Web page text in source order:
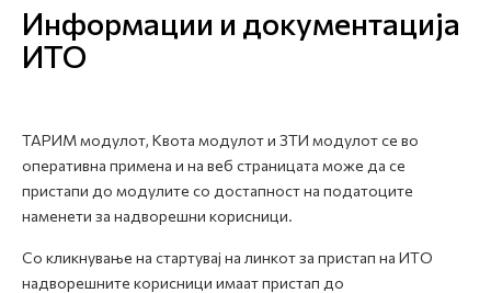
Open
Физички лица
Контакт
Информации и документација
ИТО
ТАРИМ модулот, Квота модулот и ЗТИ модулот се во
оперативна примена и на веб страницата може да се
пристапи до модулите со достапност на податоците
наменети за надворешни корисници.
Со кликнување на стартувај на линкот за пристап на ИТО
надворешните корисници имаат пристап до